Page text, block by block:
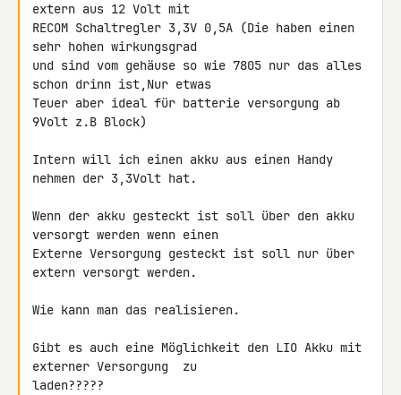
extern aus 12 Volt mit
RECOM Schaltregler 3,3V 0,5A (Die haben einen
sehr hohen wirkungsgrad
und sind vom gehäuse so wie 7805 nur das alles
schon drinn ist,Nur etwas
Teuer aber ideal für batterie versorgung ab
9Volt z.B Block)
Intern will ich einen akku aus einen Handy
nehmen der 3,3Volt hat.
Wenn der akku gesteckt ist soll über den akku
versorgt werden wenn einen
Externe Versorgung gesteckt ist soll nur über
extern versorgt werden.
Wie kann man das realisieren.
Gibt es auch eine Möglichkeit den LIO Akku mit
externer Versorgung  zu
laden?????